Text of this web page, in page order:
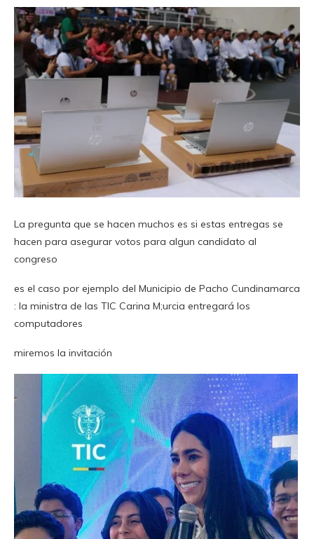
La pregunta que se hacen muchos es si estas entregas se
hacen para asegurar votos para algun candidato al
congreso
es el caso por ejemplo del Municipio de Pacho Cundinamarca
: la ministra de las TIC Carina M;urcia entregará los
computadores
miremos la invitación